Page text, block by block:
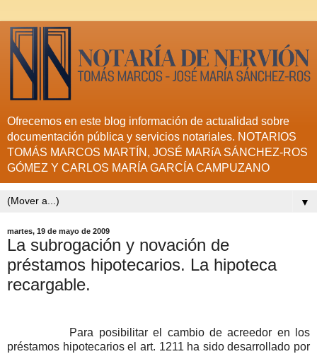
Ofrecemos en este blog información de actualidad sobre
documentación pública y servicios notariales. NOTARIOS
TOMÁS MARCOS MARTÍN, JOSÉ MARíA SÁNCHEZ-ROS
GÓMEZ Y CARLOS MARÍA GARCÍA CAMPUZANO
▼
martes, 19 de mayo de 2009
La subrogación y novación de
préstamos hipotecarios. La hipoteca
recargable.
Para posibilitar el cambio de acreedor en los
préstamos hipotecarios el art. 1211 ha sido desarrollado por